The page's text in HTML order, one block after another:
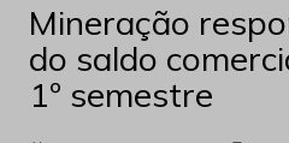
Mineração
do saldo
1º semestre